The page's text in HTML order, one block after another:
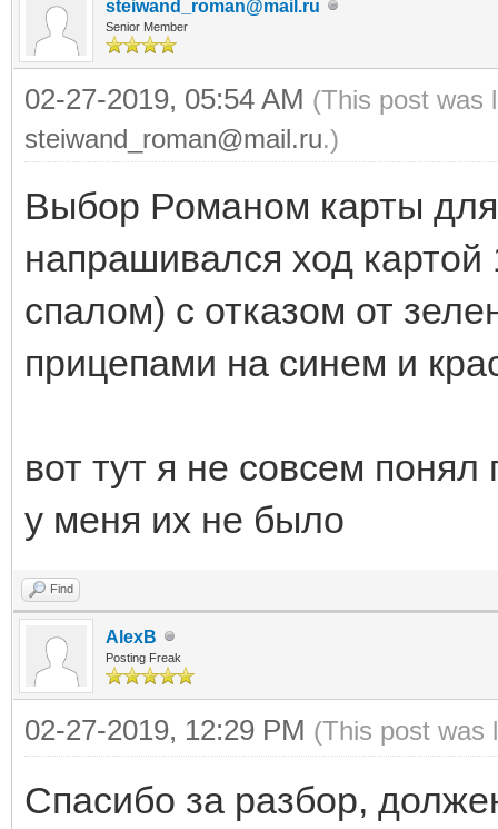
steiwand_roman@mail.ru
Senior Member
02-27-2019, 05:54 AM (This post was
steiwand_roman@mail.ru.)
Выбор Романом карты
напрашивался ход
спалом) с отказом от
прицепами на синем и
вот тут я не совсем
у меня их не было
Find
AlexB
Posting Freak
02-27-2019, 12:29 PM (This post was
Спасибо за разбор,